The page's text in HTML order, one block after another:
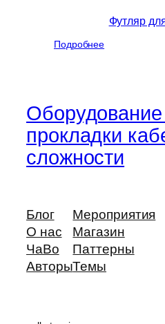
Футляр
Подробнее
прокладки
сложности
Блог
О нас
ЧаВо
Авторы
Мероприятия
Магазин
Паттерны
Темы